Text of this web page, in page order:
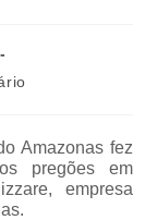
Amazonas fez
pregões em
empresa